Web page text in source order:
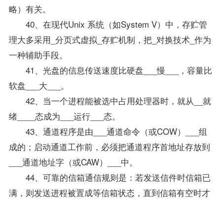
略）有关。
40、在现代Unix 系统（如System V）中，存贮管
理大多采用_分页式虚拟_存贮机制，把_对换技术_作为
一种辅助手段。
41、光盘的信息传送速度比硬盘___慢___，容量比
软盘___大___。
42、当一个进程能被选中占用处理器时，就从__就
绪____态成为___运行___态。
43、通道程序是由___通道命令（或COW）___组
成的；启动通道工作前，必须把通道程序首地址存放到
___通道地址字（或CAW）___中。
44、可靠的信箱通信规则是：若发送信件时信箱已
满，则发送进程被置成等信箱状态，直到信箱有空时才